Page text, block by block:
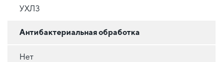
УХЛ3
Антибактериальная обработка
Нет